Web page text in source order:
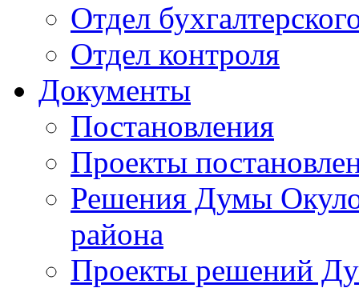
Отдел
Отдел контроля
Документы
Постановления
Проекты
Решения Думы
района
Проекты решений